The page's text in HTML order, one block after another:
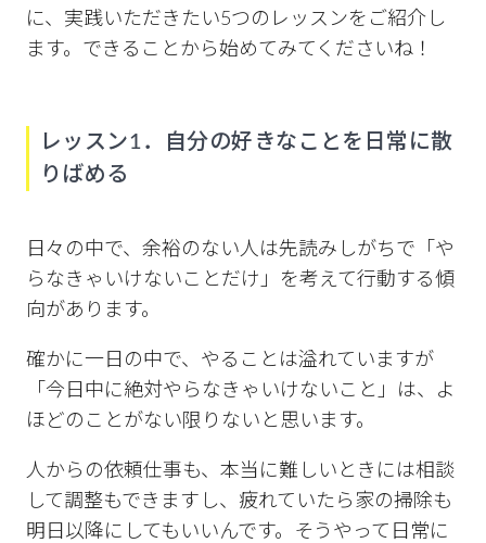
に、実践いただきたい5つのレッスンをご紹介し
ます。できることから始めてみてくださいね！
レッスン1．自分の好きなことを日常に散
りばめる
日々の中で、余裕のない人は先読みしがちで「や
らなきゃいけないことだけ」を考えて行動する傾
向があります。
確かに一日の中で、やることは溢れていますが
「今日中に絶対やらなきゃいけないこと」は、よ
ほどのことがない限りないと思います。
人からの依頼仕事も、本当に難しいときには相談
して調整もできますし、疲れていたら家の掃除も
明日以降にしてもいいんです。そうやって日常に